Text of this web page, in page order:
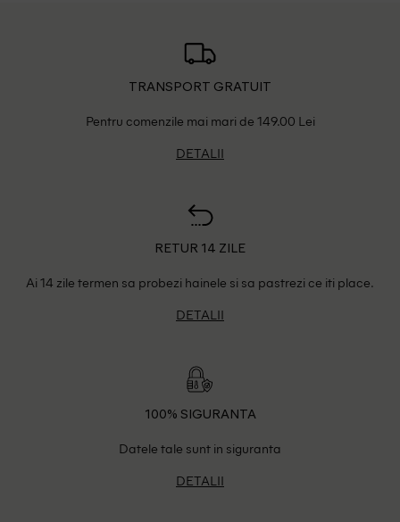
TRANSPORT GRATUIT
Pentru comenzile mai mari de 149.00 Lei
DETALII
RETUR 14 ZILE
Ai 14 zile termen sa probezi hainele si sa pastrezi ce iti place.
DETALII
100% SIGURANTA
Datele tale sunt in siguranta
DETALII